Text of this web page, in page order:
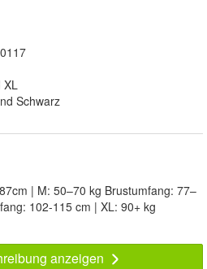
S, M, L und XL
Rot, Gelb und Schwarz
| M: 50–70 kg Brustumfang: 77–
102-115 cm | XL: 90+ kg
anzeigen